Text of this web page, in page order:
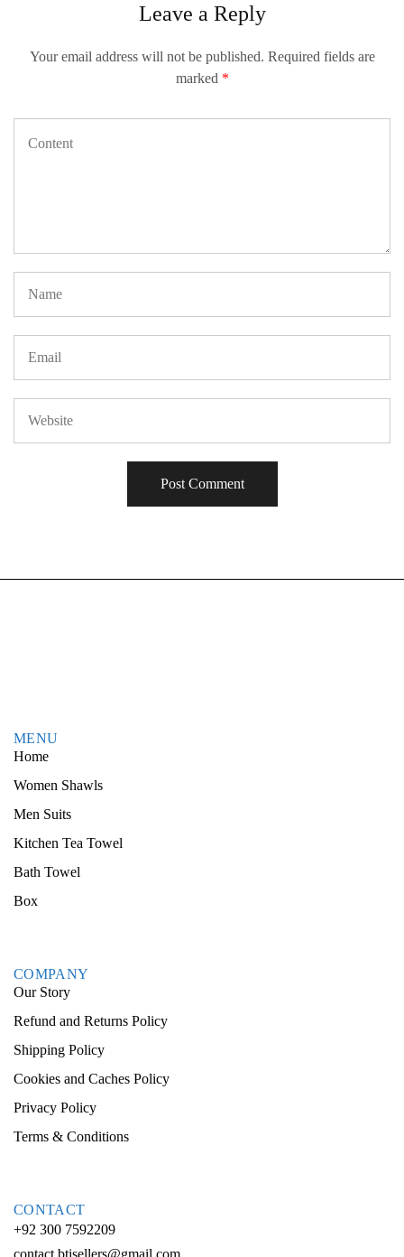
Leave a Reply
Your email address will not be published. Required fields are
marked *
MENU
Home
Women Shawls
Men Suits
Kitchen Tea Towel
Bath Towel
Box
COMPANY
Our Story
Refund and Returns Policy
Shipping Policy
Cookies and Caches Policy
Privacy Policy
Terms & Conditions
CONTACT
+92 300 7592209
contact.btisellers@gmail.com